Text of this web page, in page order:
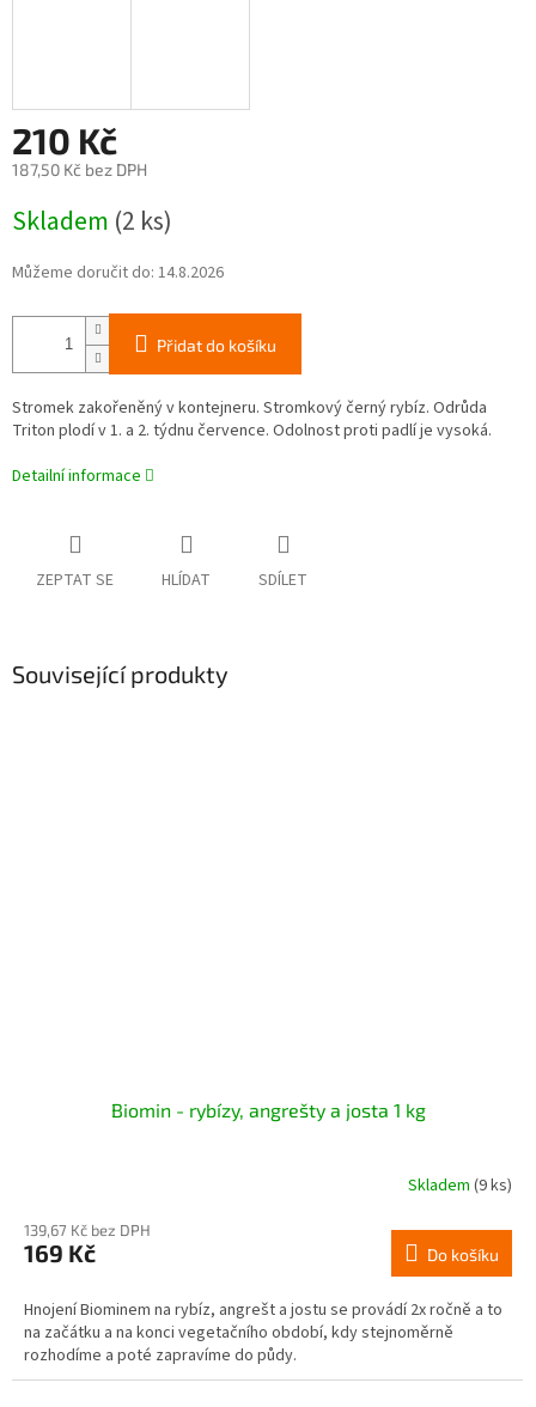
210 Kč
187,50 Kč bez DPH
cena:
Skladem (2 ks)
Můžeme doručit do: 14.8.2026
Přidat do košíku
Stromek zakořeněný v kontejneru. Stromkový černý rybíz. Odrůda
Triton plodí v 1. a 2. týdnu července. Odolnost proti padlí je vysoká.
Detailní informace
ZEPTAT SE HLÍDAT SDÍLET
Související produkty
Biomin - rybízy, angrešty a josta 1 kg
Skladem (9 ks)
139,67 Kč bez DPH
169 Kč Do košíku
Hnojení Biominem na rybíz, angrešt a jostu se provádí 2x ročně a to
na začátku a na konci vegetačního období, kdy stejnoměrně
rozhodíme a poté zapravíme do půdy.